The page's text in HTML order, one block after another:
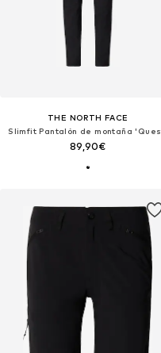
THE NORTH FACE
Slimfit Pantalón de montaña
89,90€